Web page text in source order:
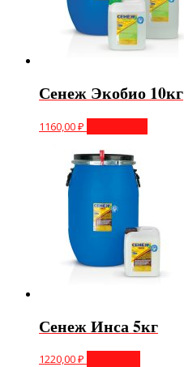
Сенеж Экобио 10кг
1160,00₽
Сенеж Инса 5кг
1220,00₽